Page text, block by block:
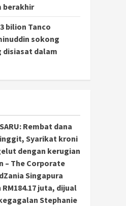
berakhir
bilion Tanco
sokong
disiasat dalam
Rembat dana
Syarikat kroni
dengan kerugian
– The Corporate
Singapura
juta, dijual
Stephanie